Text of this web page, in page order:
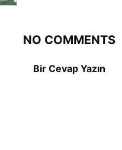
NO COMMENTS
Bir Cevap Yazın